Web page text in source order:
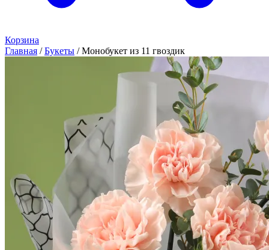
Корзина
Главная / Букеты / Монобукет из 11 гвоздик